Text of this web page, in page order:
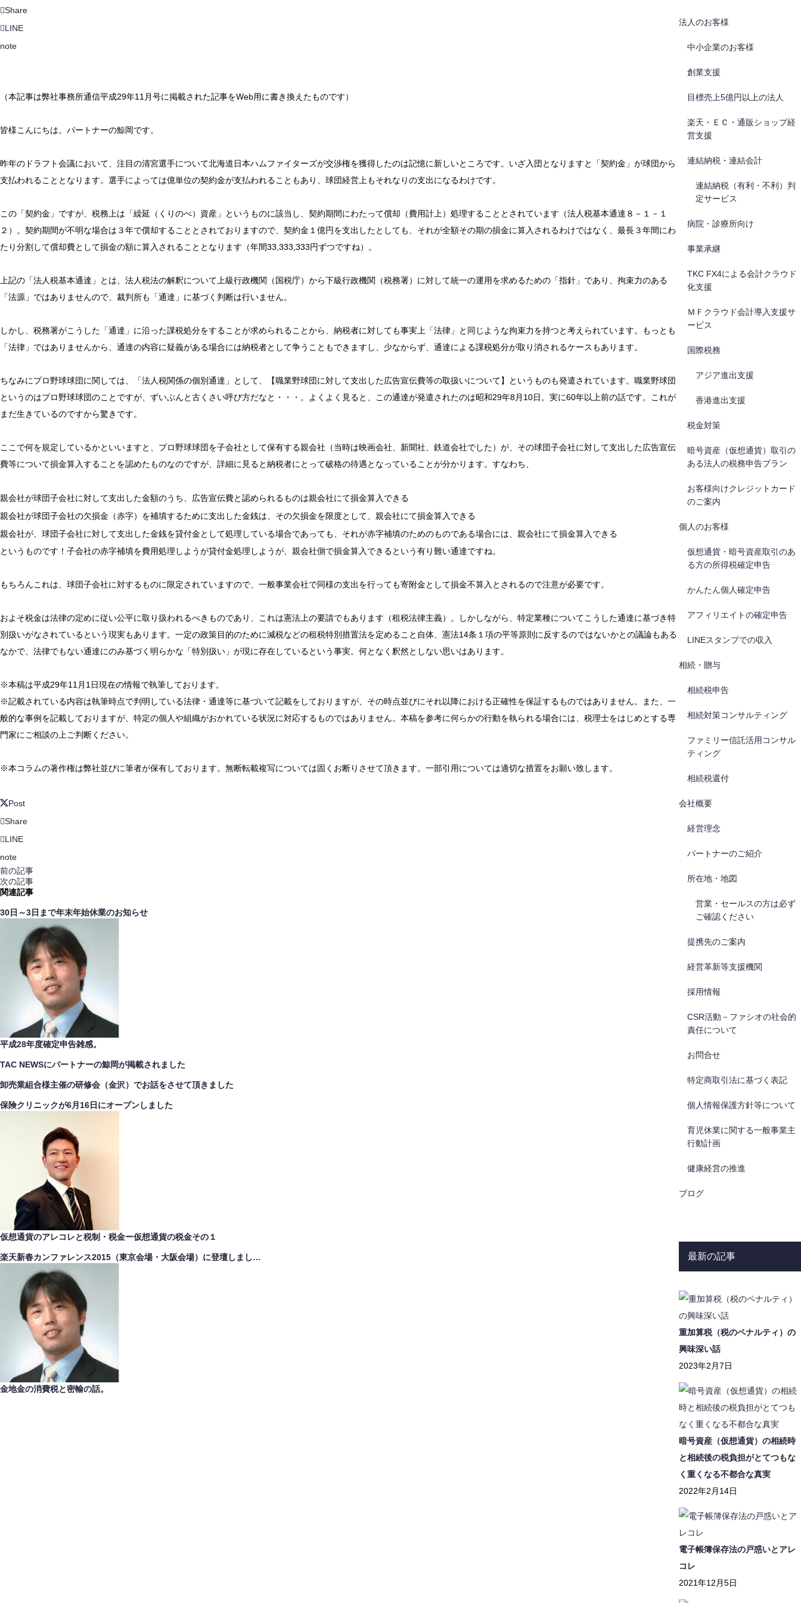
Share
LINE
note
（本記事は弊社事務所通信平成29年11月号に掲載された記事をWeb用に書き換えたものです）
皆様こんにちは。パートナーの鯨岡です。
昨年のドラフト会議において、注目の清宮選手について北海道日本ハムファイターズが交渉権を獲得したのは記憶に新しいところです。いざ入団となりますと「契約金」が球団から
支払われることとなります。選手によっては億単位の契約金が支払われることもあり、球団経営上もそれなりの支出になるわけです。
この「契約金」ですが、税務上は「繰延（くりのべ）資産」というものに該当し、契約期間にわたって償却（費用計上）処理することとされています（法人税基本通達８－１－１
２）。契約期間が不明な場合は３年で償却することとされておりますので、契約金１億円を支出したとしても、それが全額その期の損金に算入されるわけではなく、最長３年間にわ
たり分割して償却費として損金の額に算入されることとなります（年間33,333,333円ずつですね）。
上記の「法人税基本通達」とは、法人税法の解釈について上級行政機関（国税庁）から下級行政機関（税務署）に対して統一の運用を求めるための「指針」であり、拘束力のある
「法源」ではありませんので、裁判所も「通達」に基づく判断は行いません。
しかし、税務署がこうした「通達」に沿った課税処分をすることが求められることから、納税者に対しても事実上「法律」と同じような拘束力を持つと考えられています。もっとも
「法律」ではありませんから、通達の内容に疑義がある場合には納税者として争うこともできますし、少なからず、通達による課税処分が取り消されるケースもあります。
ちなみにプロ野球球団に関しては、「法人税関係の個別通達」として、【職業野球団に対して支出した広告宣伝費等の取扱いについて】というものも発遣されています。職業野球団
というのはプロ野球球団のことですが、ずいぶんと古くさい呼び方だなと・・・。よくよく見ると、この通達が発遣されたのは昭和29年8月10日。実に60年以上前の話です。これが
まだ生きているのですから驚きです。
ここで何を規定しているかといいますと、プロ野球球団を子会社として保有する親会社（当時は映画会社、新聞社、鉄道会社でした）が、その球団子会社に対して支出した広告宣伝
費等について損金算入することを認めたものなのですが、詳細に見ると納税者にとって破格の待遇となっていることが分かります。すなわち、
親会社が球団子会社に対して支出した金額のうち、広告宣伝費と認められるものは親会社にて損金算入できる
親会社が球団子会社の欠損金（赤字）を補填するために支出した金銭は、その欠損金を限度として、親会社にて損金算入できる
親会社が、球団子会社に対して支出した金銭を貸付金として処理している場合であっても、それが赤字補填のためのものである場合には、親会社にて損金算入できる
というものです！子会社の赤字補填を費用処理しようが貸付金処理しようが、親会社側で損金算入できるという有り難い通達ですね。
もちろんこれは、球団子会社に対するものに限定されていますので、一般事業会社で同様の支出を行っても寄附金として損金不算入とされるので注意が必要です。
およそ税金は法律の定めに従い公平に取り扱われるべきものであり、これは憲法上の要請でもあります（租税法律主義）。しかしながら、特定業種についてこうした通達に基づき特
別扱いがなされているという現実もあります。一定の政策目的のために減税などの租税特別措置法を定めること自体、憲法14条１項の平等原則に反するのではないかとの議論もある
なかで、法律でもない通達にのみ基づく明らかな「特別扱い」が現に存在しているという事実。何となく釈然としない思いはあります。
※本稿は平成29年11月1日現在の情報で執筆しております。
※記載されている内容は執筆時点で判明している法律・通達等に基づいて記載をしておりますが、その時点並びにそれ以降における正確性を保証するものではありません。また、一
般的な事例を記載しておりますが、特定の個人や組織がおかれている状況に対応するものではありません。本稿を参考に何らかの行動を執られる場合には、税理士をはじめとする専
門家にご相談の上ご判断ください。
※本コラムの著作権は弊社並びに筆者が保有しております。無断転載複写については固くお断りさせて頂きます。一部引用については適切な措置をお願い致します。
Post
Share
LINE
note
前の記事
次の記事
関連記事
30日～3日まで年末年始休業のお知らせ
平成28年度確定申告雑感。
TAC NEWSにパートナーの鯨岡が掲載されました
卸売業組合様主催の研修会（金沢）でお話をさせて頂きました
保険クリニックが6月16日にオープンしました
仮想通貨のアレコレと税制・税金ー仮想通貨の税金その１
楽天新春カンファレンス2015（東京会場・大阪会場）に登壇しまし…
金地金の消費税と密輸の話。
法人のお客様
中小企業のお客様
創業支援
目標売上5億円以上の法人
楽天・ＥＣ・通販ショップ経
営支援
連結納税・連結会計
連結納税（有利・不利）判
定サービス
病院・診療所向け
事業承継
TKC FX4による会計クラウド
化支援
ＭＦクラウド会計導入支援サ
ービス
国際税務
アジア進出支援
香港進出支援
税金対策
暗号資産（仮想通貨）取引の
ある法人の税務申告プラン
お客様向けクレジットカード
のご案内
個人のお客様
仮想通貨・暗号資産取引のあ
る方の所得税確定申告
かんたん個人確定申告
アフィリエイトの確定申告
LINEスタンプでの収入
相続・贈与
相続税申告
相続対策コンサルティング
ファミリー信託活用コンサル
ティング
相続税還付
会社概要
経営理念
パートナーのご紹介
所在地・地図
営業・セールスの方は必ず
ご確認ください
提携先のご案内
経営革新等支援機関
採用情報
CSR活動－ファシオの社会的
責任について
お問合せ
特定商取引法に基づく表記
個人情報保護方針等について
育児休業に関する一般事業主
行動計画
健康経営の推進
ブログ
最新の記事
重加算税（税のペナルティ）の
興味深い話
2023年2月7日
暗号資産（仮想通貨）の相続時
と相続後の税負担がとてつもな
く重くなる不都合な真実
2022年2月14日
電子帳簿保存法の戸惑いとアレ
コレ
2021年12月5日